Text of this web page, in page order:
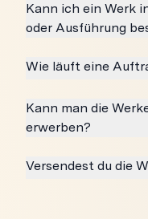
Kann ich ein Werk
oder Ausführung
Wie läuft eine
Kann man die
erwerben?
Versendest du die